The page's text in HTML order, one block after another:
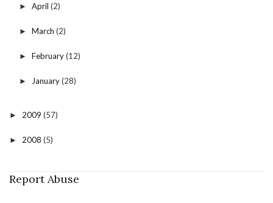
► April (2)
► March (2)
► February(12)
► January(28)
► 2009 (57)
► 2008 (5)
Report Abuse